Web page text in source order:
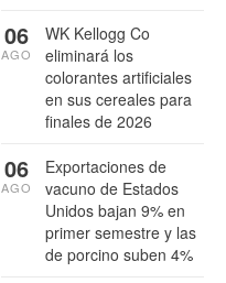
WK Kellogg Co
eliminará los
colorantes artificiales
en sus cereales para
finales de 2026
06
AGO
Exportaciones de
vacuno de Estados
Unidos bajan 9% en
primer semestre y las
de porcino suben 4%
06
AGO